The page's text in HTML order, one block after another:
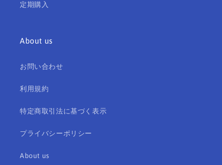
定期購入
About us
お問い合わせ
利用規約
特定商取引法に基づく表示
プライバシーポリシー
About us